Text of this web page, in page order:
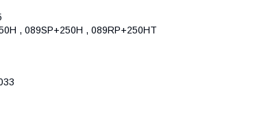
, 089SP+250H , 089RP+250HT